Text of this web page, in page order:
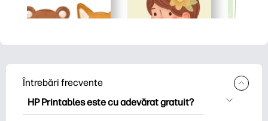
Întrebări frecvente
HP Printables este cu adevărat gratuit?